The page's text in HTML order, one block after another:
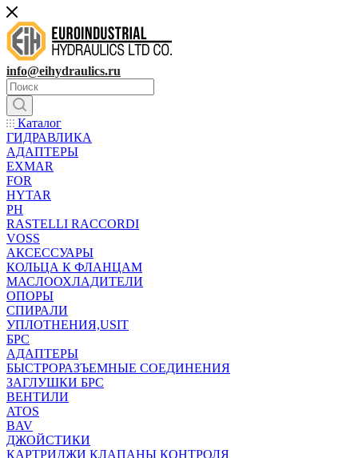
info@eihydraulics.ru
Каталог
ГИДРАВЛИКА
АДАПТЕРЫ
EXMAR
FOR
HYTAR
PH
RASTELLI RACCORDI
VOSS
АКСЕССУАРЫ
КОЛЬЦА К ФЛАНЦАМ
МАСЛООХЛАДИТЕЛИ
ОПОРЫ
СПИРАЛИ
УПЛОТНЕНИЯ,USIT
БРС
АДАПТЕРЫ
БЫСТРОРАЗЪЕМНЫЕ СОЕДИНЕНИЯ
ЗАГЛУШКИ БРС
ВЕНТИЛИ
ATOS
BAV
ДЖОЙСТИКИ
КАРТРИДЖИ КЛАПАНЫ КОНТРОЛЯ